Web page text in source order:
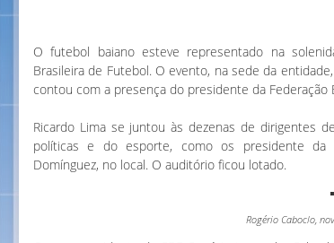
O futebol baiano esteve representado na
Brasileira de Futebol. O evento, na sede da
contou com a presença do presidente da Federação
Ricardo Lima se juntou às dezenas de dirigentes
políticas e do esporte, como os presidente da
Domínguez, no local. O auditório ficou lotado.
Rogério Caboclo,